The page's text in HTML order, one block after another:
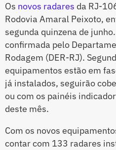
Os novos radares da RJ-
Rodovia Amaral Peixoto,
segunda quinzena de
confirmada pelo
Rodagem (DER-RJ).
equipamentos estão em
já instalados, seguirão
ou com os painéis
deste mês.
Com os novos
contar com 133 radares